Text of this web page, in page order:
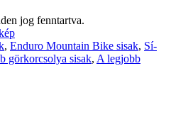
jog fenntartva.
, Enduro Mountain Bike sisak, Sí-
görkorcsolya sisak, A legjobb